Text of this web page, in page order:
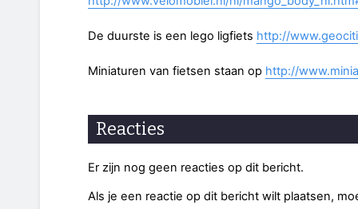
De duurste is een lego ligfiets http://
Miniaturen van fietsen staan op http://
Reacties
Er zijn nog geen reacties op dit bericht.
Als je een reactie op dit bericht wilt plaatsen,